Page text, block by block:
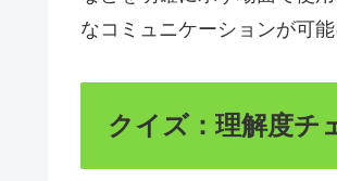
なコミュニケーションが可能
クイズ：理解度チ